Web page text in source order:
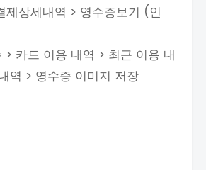
제상세내역 > 영수증보기 (인
카드 이용 내역 > 최근 이용 내
역 > 영수증 이미지 저장